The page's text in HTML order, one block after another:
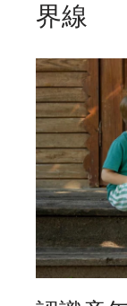
界線